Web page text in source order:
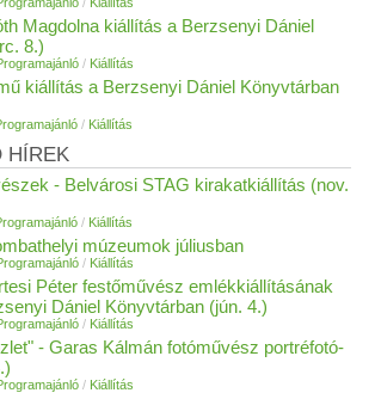
Magdolna kiállítás a Berzsenyi Dániel
8.)
/ Kiállítás
kiállítás a Berzsenyi Dániel Könyvtárban
/ Kiállítás
HÍREK
- Belvárosi STAG kirakatkiállítás (nov.
/ Kiállítás
múzeumok júliusban
/ Kiállítás
Péter festőművész emlékkiállításának
Dániel Könyvtárban (jún. 4.)
/ Kiállítás
- Garas Kálmán fotóművész portréfotó-
/ Kiállítás